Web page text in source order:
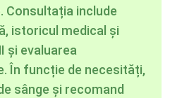
Consultația include
istoricul medical și
și evaluarea
În funcție de necesități,
sânge și recomand